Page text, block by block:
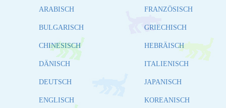
ARABISCH
BULGARISCH
CHINESISCH
DÄNISCH
DEUTSCH
ENGLISCH
FRANZÖSISCH
GRIECHISCH
HEBRÄISCH
ITALIENISCH
JAPANISCH
KOREANISCH